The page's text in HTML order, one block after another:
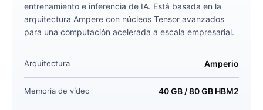
entrenamiento e inferencia de IA. Está basada en la
arquitectura Ampere con núcleos Tensor avanzados
para una computación acelerada a escala empresarial.
Arquitectura Amperio
Memoria de vídeo 40 GB / 80 GB HBM2